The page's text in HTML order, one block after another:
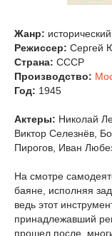
Жанр:
Режиссер: Сергей
Страна: СССР
Производство:
Год: 1945
Актеры: Николай
Виктор Селезнёв,
Пирогов, Иван
На смотре
баяне, исполняя
ведь этот
принадлежавший
прошел после,